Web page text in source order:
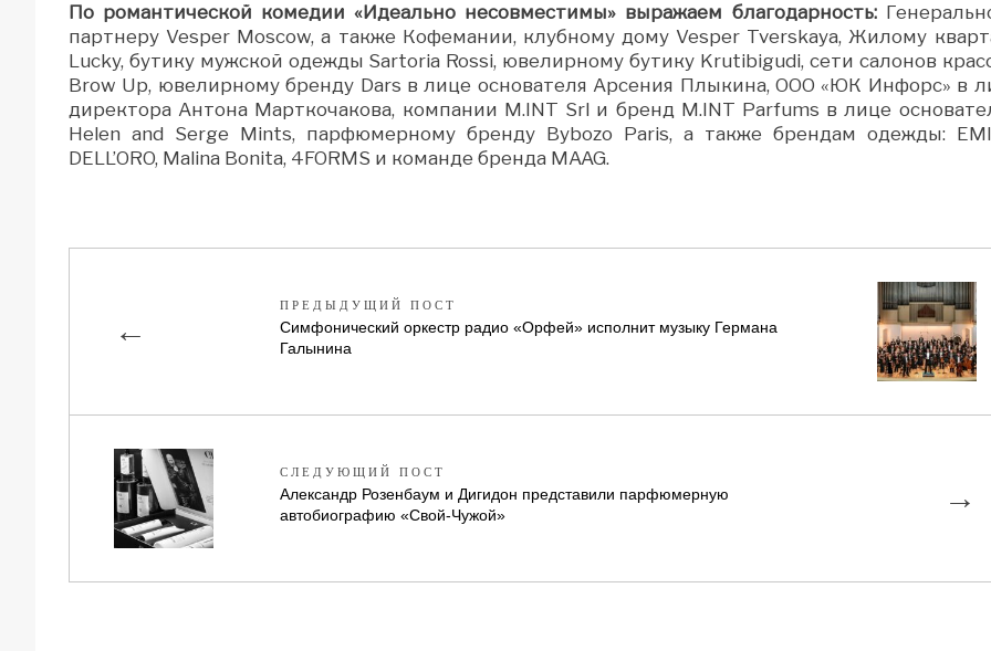
По романтической комедии «Идеально несовместимы» выражаем благодарность:
партнеру Vesper Moscow, а также Кофемании, клубному дому Vesper Tverskaya, Жилому
Lucky, бутику мужской одежды Sartoria Rossi, ювелирному бутику Krutibigudi, сети салонов
Brow Up, ювелирному бренду Dars в лице основателя Арсения Плыкина, ООО «ЮК Инфорс» в
директора Антона Марткочакова, компании M.INT Srl и бренд M.INT Parfums в лице
Helen and Serge Mints, парфюмерному бренду Bybozo Paris, а также брендам одежды:
DELL’ORO, Malina Bonita, 4FORMS и команде бренда MAAG.
←
ПРЕДЫДУЩИЙ ПОСТ
Симфонический оркестр радио «Орфей» исполнит музыку Германа
Галынина
→
СЛЕДУЮЩИЙ ПОСТ
Александр Розенбаум и Дигидон представили парфюмерную
автобиографию «Свой-Чужой»